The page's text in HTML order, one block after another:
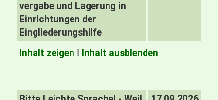
vergabe und Lagerung in
Einrichtungen der
Eingliederungshilfe
Inhalt zeigen I Inhalt ausblenden